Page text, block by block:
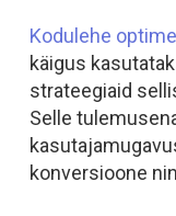
Kodulehe
käigus
strateegiaid
Selle
konversioone